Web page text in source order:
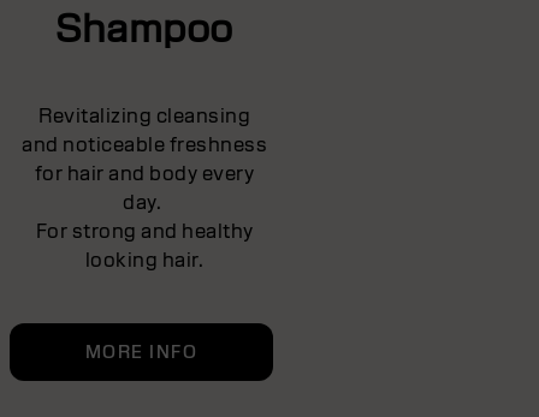
Shampoo
Revitalizing cleansing
and noticeable freshness
for hair and body every
day.
For strong and healthy
looking hair.
MORE INFO